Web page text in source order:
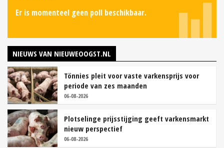
Er is momenteel geen poll beschikbaar.
NIEUWS VAN NIEUWEOOGST.NL
Tönnies pleit voor vaste varkensprijs voor
periode van zes maanden
06-08-2026
Plotselinge prijsstijging geeft varkensmarkt
nieuw perspectief
06-08-2026